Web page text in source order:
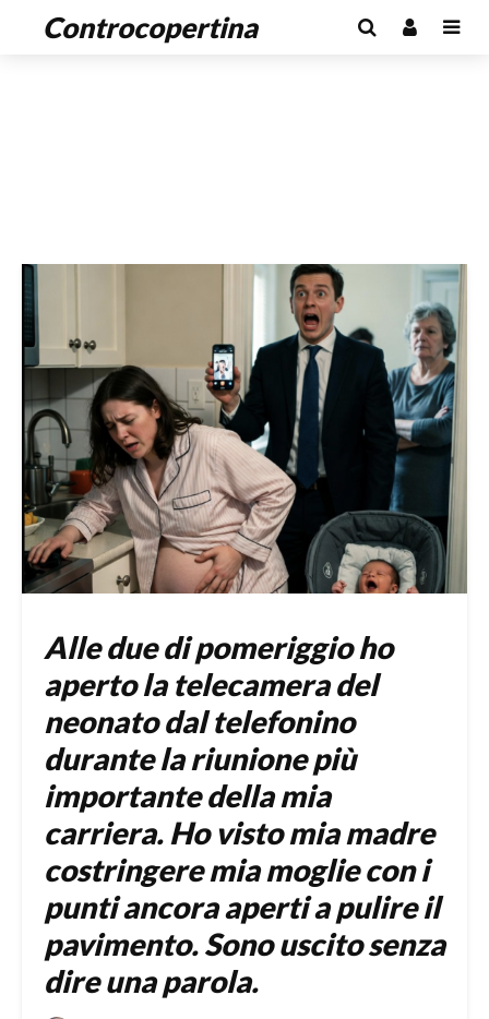
Controcopertina
Alle due di pomeriggio ho
aperto la telecamera del
neonato dal telefonino
durante la riunione più
importante della mia
carriera. Ho visto mia madre
costringere mia moglie con i
punti ancora aperti a pulire il
pavimento. Sono uscito senza
dire una parola.